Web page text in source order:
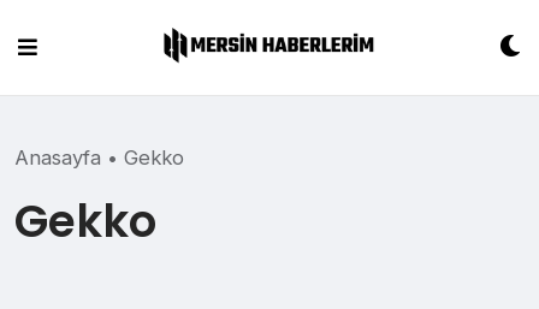
content
Anasayfa • Gekko
Gekko